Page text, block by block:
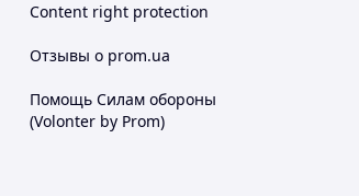
Content right protection
Отзывы о prom.ua
Помощь Силам обороны
(Volonter by Prom)